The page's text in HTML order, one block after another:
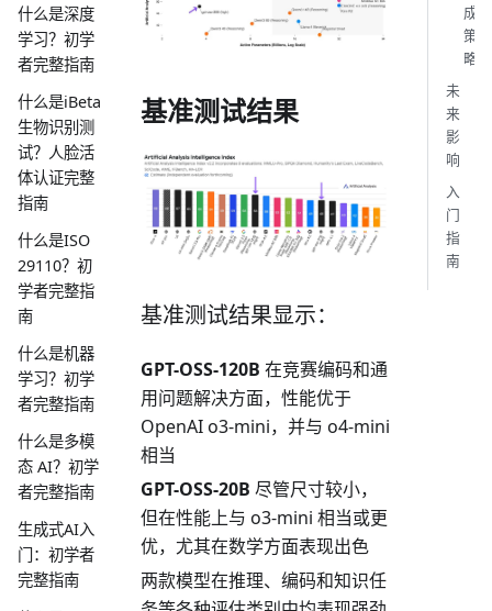
什么是深度
学习？初学
者完整指南
什么是iBeta
生物识别测
试？人脸活
体认证完整
指南
什么是ISO
29110？初
学者完整指
南
什么是机器
学习？初学
者完整指南
什么是多模
态 AI？初学
者完整指南
生成式AI入
门：初学者
完整指南
基准测试结果
基准测试结果显示：
GPT-OSS-120B 在竞赛编码和通
用问题解决方面，性能优于
OpenAI o3-mini，并与 o4-mini
相当
GPT-OSS-20B 尽管尺寸较小，
但在性能上与 o3-mini 相当或更
优，尤其在数学方面表现出色
两款模型在推理、编码和知识任
成
策
略
未
来
影
响
入
门
指
南